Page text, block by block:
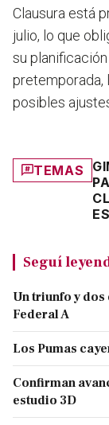
Clausura está
julio, lo que
su
pretemporada,
posibles
TEMAS
Seguí
Un triunfo y
Federal A
Los Pumas
Confirman
estudio 3D